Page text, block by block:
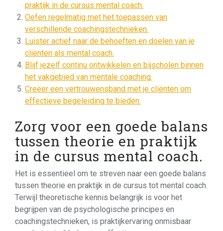
praktijk in de cursus mental coach.
Oefen regelmatig met het toepassen van
verschillende coachingstechnieken.
Luister actief naar de behoeften en doelen van je
cliënten als mental coach.
Blijf jezelf continu ontwikkelen en bijscholen binnen
het vakgebied van mentale coaching.
Creëer een vertrouwensband met je cliënten om
effectieve begeleiding te bieden.
Zorg voor een goede balans
tussen theorie en praktijk
in de cursus mental coach.
Het is essentieel om te streven naar een goede balans
tussen theorie en praktijk in de cursus tot mental coach.
Terwijl theoretische kennis belangrijk is voor het
begrijpen van de psychologische principes en
coachingstechnieken, is praktijkervaring onmisbaar